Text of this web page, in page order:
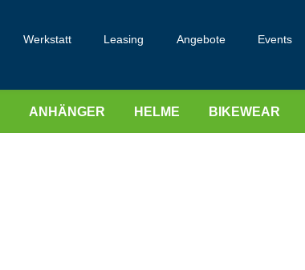
Werkstatt Leasing Angebote Events
ANHÄNGER HELME BIKEWEAR